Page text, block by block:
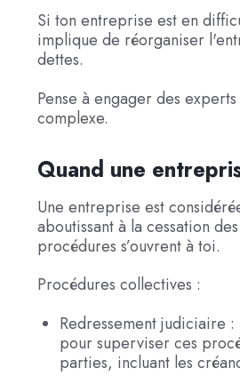
Si ton entreprise est en
implique de réorganiser
dettes.
Pense à engager des
complexe.
Quand une
Une entreprise est
aboutissant à la cessation
procédures s’ouvrent à toi.
Procédures collectives :
Redressement judiciaire
pour superviser ces
parties, incluant les